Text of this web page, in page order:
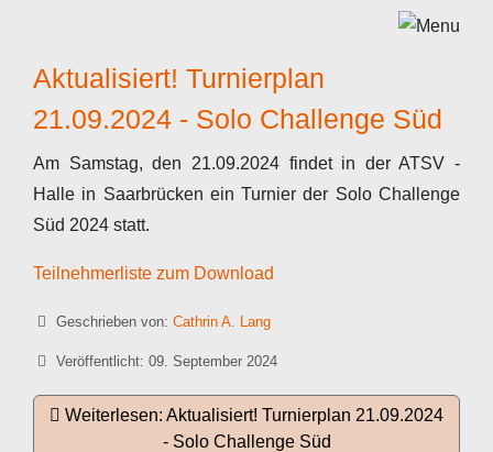
Aktualisiert! Turnierplan
21.09.2024 - Solo Challenge Süd
Am Samstag, den 21.09.2024 findet in der ATSV -
Halle in Saarbrücken ein Turnier der Solo Challenge
Süd 2024 statt.
Teilnehmerliste zum Download
DetailsGeschrieben von: Cathrin A. Lang
Veröffentlicht: 09. September 2024
Weiterlesen: Aktualisiert! Turnierplan 21.09.2024
- Solo Challenge Süd